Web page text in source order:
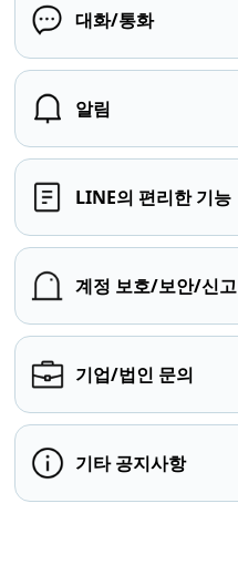
대화/통화
알림
LINE의 편리한 기능
계정 보호/보안/신고
기업/법인 문의
기타 공지사항